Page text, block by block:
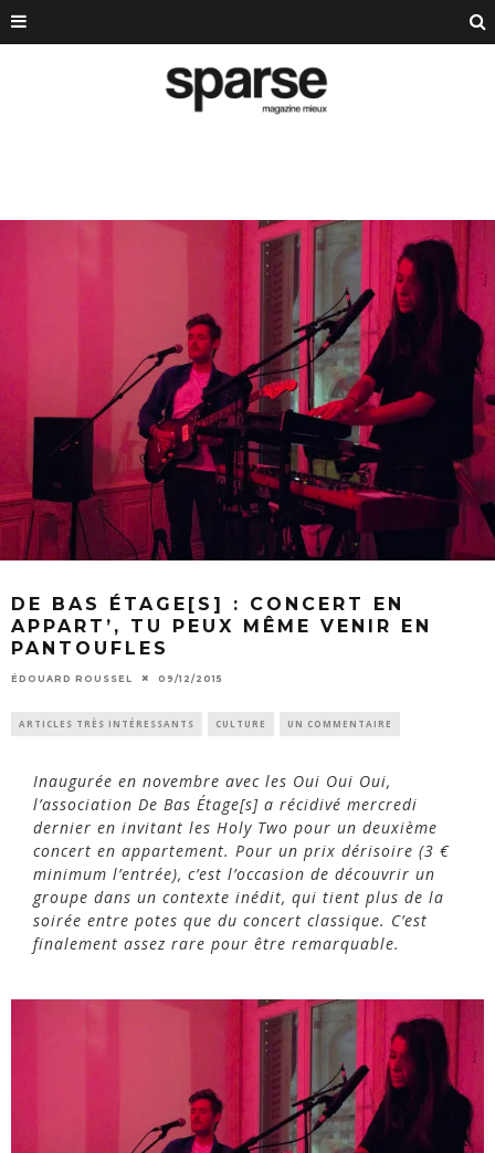
DE BAS ÉTAGE[S] : CONCERT EN
APPART’, TU PEUX MÊME VENIR EN
PANTOUFLES
ÉDOUARD ROUSSEL 09/12/2015
ARTICLES TRÈS INTÉRESSANTS CULTURE UN COMMENTAIRE
Inaugurée en novembre avec les Oui Oui Oui,
l’association De Bas Étage[s] a récidivé mercredi
dernier en invitant les Holy Two pour un deuxième
concert en appartement. Pour un prix dérisoire (3 €
minimum l’entrée), c’est l’occasion de découvrir un
groupe dans un contexte inédit, qui tient plus de la
soirée entre potes que du concert classique. C’est
finalement assez rare pour être remarquable.